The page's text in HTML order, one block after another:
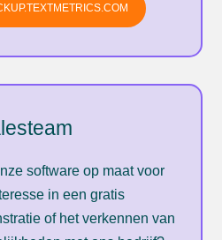
software op maat voor
in een gratis
of het verkennen van